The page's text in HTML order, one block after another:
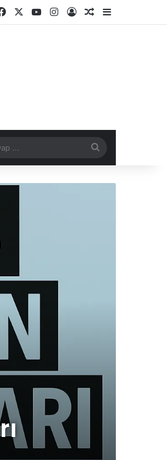
Facebook YouTubeInstagramKayıt OlRastgele Makale
yap